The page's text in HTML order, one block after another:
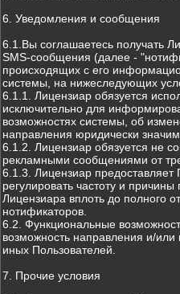
6. Уведомления и сообщения
6.1.Вы соглашаетесь получать
SMS-сообщения (далее -
происходящих с его
системы, на нижеследующих
6.1.1. Лицензиар обязуется
исключительно для
возможностях системы, об
направления юридически
6.1.2. Лицензиар обязуется не
рекламными сообщениями от
6.1.3. Лицензиар предоставляет
регулировать частоту и
Лицензиара вплоть до полного
нотификаторов.
6.2. Функциональные
возможность направления и/
иных Пользователей.
7. Прочие условия